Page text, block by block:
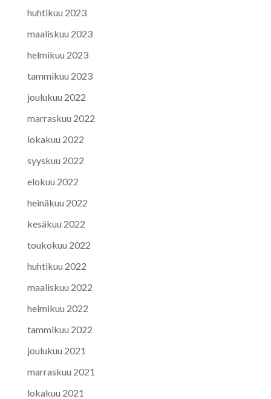
huhtikuu 2023
maaliskuu 2023
helmikuu 2023
tammikuu 2023
joulukuu 2022
marraskuu 2022
lokakuu 2022
syyskuu 2022
elokuu 2022
heinäkuu 2022
kesäkuu 2022
toukokuu 2022
huhtikuu 2022
maaliskuu 2022
helmikuu 2022
tammikuu 2022
joulukuu 2021
marraskuu 2021
lokakuu 2021